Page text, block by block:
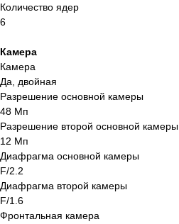
Количество ядер
6
Камера
Камера
Да, двойная
Разрешение основной камеры
48 Мп
Разрешение второй основной камеры
12 Мп
Диафрагма основной камеры
F/2.2
Диафрагма второй камеры
F/1.6
Фронтальная камера